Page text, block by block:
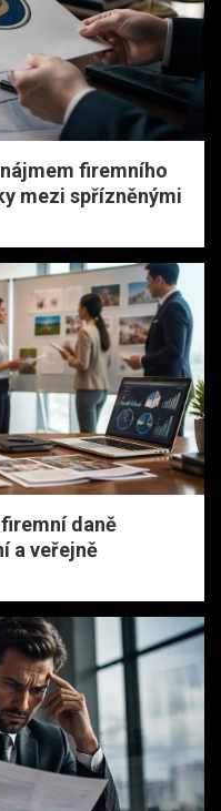
firemního
mezi spřízněnými
daně
a veřejně